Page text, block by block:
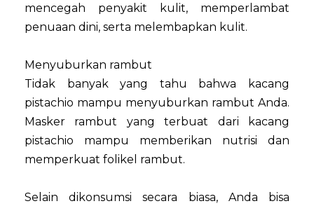
mencegah penyakit kulit, memperlambat
penuaan dini, serta melembapkan kulit.
Menyuburkan rambut
Tidak banyak yang tahu bahwa kacang
pistachio mampu menyuburkan rambut Anda.
Masker rambut yang terbuat dari kacang
pistachio mampu memberikan nutrisi dan
memperkuat folikel rambut.
Selain dikonsumsi secara biasa, Anda bisa